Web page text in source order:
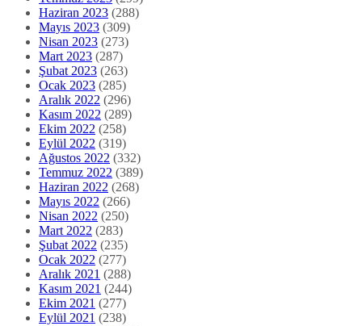
Haziran 2023 (288)
Mayıs 2023 (309)
Nisan 2023 (273)
Mart 2023 (287)
Şubat 2023 (263)
Ocak 2023 (285)
Aralık 2022 (296)
Kasım 2022 (289)
Ekim 2022 (258)
Eylül 2022 (319)
Ağustos 2022 (332)
Temmuz 2022 (389)
Haziran 2022 (268)
Mayıs 2022 (266)
Nisan 2022 (250)
Mart 2022 (283)
Şubat 2022 (235)
Ocak 2022 (277)
Aralık 2021 (288)
Kasım 2021 (244)
Ekim 2021 (277)
Eylül 2021 (238)